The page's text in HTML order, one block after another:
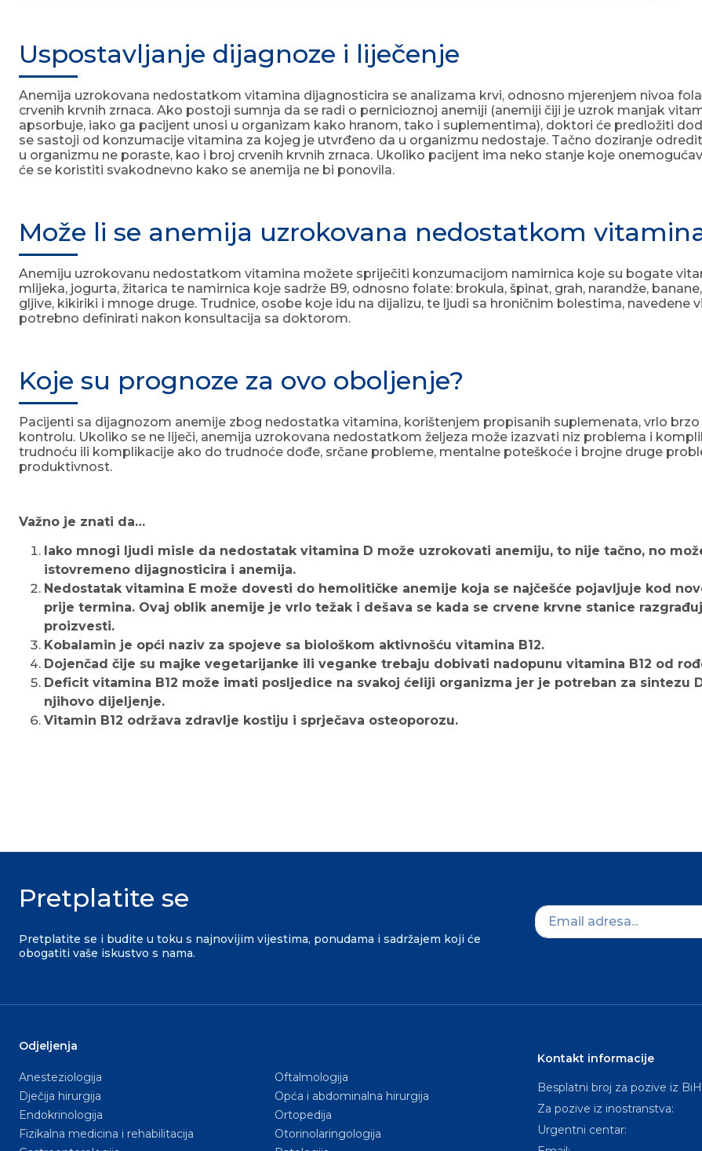
Uspostavljanje dijagnoze i liječenje
Anemija uzrokovana nedostatkom vitamina dijagnosticira se analizama krvi, odnosno mjerenjem nivoa
crvenih krvnih zrnaca. Ako postoji sumnja da se radi o pernicioznoj anemiji (anemiji čiji je uzrok manjak
apsorbuje, iako ga pacijent unosi u organizam kako hranom, tako i suplementima), doktori će predložiti
se sastoji od konzumacije vitamina za kojeg je utvrđeno da u organizmu nedostaje. Tačno doziranje
u organizmu ne poraste, kao i broj crvenih krvnih zrnaca. Ukoliko pacijent ima neko stanje koje
će se koristiti svakodnevno kako se anemija ne bi ponovila.
Može li se anemija uzrokovana nedostatkom
Anemiju uzrokovanu nedostatkom vitamina možete spriječiti konzumacijom namirnica koje su bogate
mlijeka, jogurta, žitarica te namirnica koje sadrže B9, odnosno folate: brokula, špinat, grah, narandže,
gljive, kikiriki i mnoge druge. Trudnice, osobe koje idu na dijalizu, te ljudi sa hroničnim bolestima,
potrebno definirati nakon konsultacija sa doktorom.
Koje su prognoze za ovo oboljenje?
Pacijenti sa dijagnozom anemije zbog nedostatka vitamina, korištenjem propisanih suplemenata, vrlo
kontrolu. Ukoliko se ne liječi, anemija uzrokovana nedostatkom željeza može izazvati niz problema i
trudnoću ili komplikacije ako do trudnoće dođe, srčane probleme, mentalne poteškoće i brojne druge
produktivnost.
Važno je znati da…
Iako mnogi ljudi misle da nedostatak vitamina D može uzrokovati anemiju, to nije tačno, no
istovremeno dijagnosticira i anemija.
Nedostatak vitamina E može dovesti do hemolitičke anemije koja se najčešće pojavljuje kod
prije termina. Ovaj oblik anemije je vrlo težak i dešava se kada se crvene krvne stanice
proizvesti.
Kobalamin je opći naziv za spojeve sa biološkom aktivnošću vitamina B12.
Dojenčad čije su majke vegetarijanke ili veganke trebaju dobivati nadopunu vitamina B12 od
Deficit vitamina B12 može imati posljedice na svakoj ćeliji organizma jer je potreban za sintezu
njihovo dijeljenje.
Vitamin B12 održava zdravlje kostiju i sprječava osteoporozu.
Pretplatite se
Pretplatite se i budite u toku s najnovijim vijestima, ponudama i sadržajem koji će
obogatiti vaše iskustvo s nama.
Odjeljenja
Anesteziologija
Dječija hirurgija
Endokrinologija
Fizikalna medicina i rehabilitacija
Oftalmologija
Opća i abdominalna hirurgija
Ortopedija
Otorinolaringologija
Kontakt informacije
Besplatni broj za pozive iz
Za pozive iz inostranstva:
Urgentni centar: